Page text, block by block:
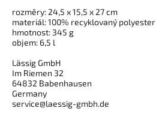
rozměry: 24,5 x 15,5 x 27 cm
materiál: 100% recyklovaný polyester
hmotnost: 345 g
objem: 6,5 l
Lässig GmbH
Im Riemen 32
64832 Babenhausen
Germany
service@laessig-gmbh.de